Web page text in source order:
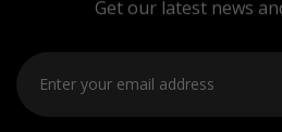
Get our latest news